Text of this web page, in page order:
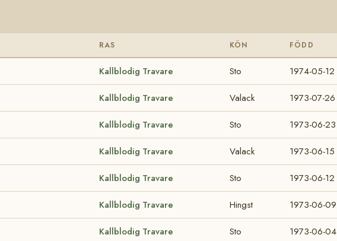
RAS KÖN FÖDD
Kallblodig Travare Sto 1974-05-12
Kallblodig Travare Valack 1973-07-26
Kallblodig Travare Sto 1973-06-23
Kallblodig Travare Valack 1973-06-15
Kallblodig Travare Sto 1973-06-12
Kallblodig Travare Hingst 1973-06-09
Kallblodig Travare Sto 1973-06-04